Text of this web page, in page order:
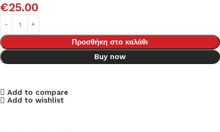
€25.00
Προσθήκη στο καλάθι
Buy now
Add to compare
Add to wishlist